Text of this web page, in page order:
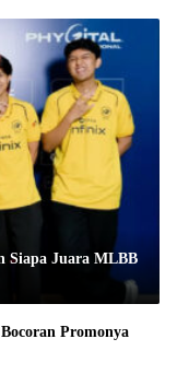
Siapa Juara MLBB
Promonya